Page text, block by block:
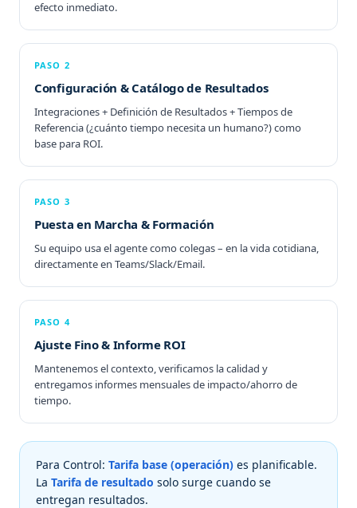
efecto inmediato.
PASO 2
Configuración & Catálogo de Resultados
Integraciones + Definición de Resultados + Tiempos de
Referencia (¿cuánto tiempo necesita un humano?) como
base para ROI.
PASO 3
Puesta en Marcha & Formación
Su equipo usa el agente como colegas – en la vida cotidiana,
directamente en Teams/Slack/Email.
PASO 4
Ajuste Fino & Informe ROI
Mantenemos el contexto, verificamos la calidad y
entregamos informes mensuales de impacto/ahorro de
tiempo.
Para Control: Tarifa base (operación) es planificable.
La Tarifa de resultado solo surge cuando se
entregan resultados.